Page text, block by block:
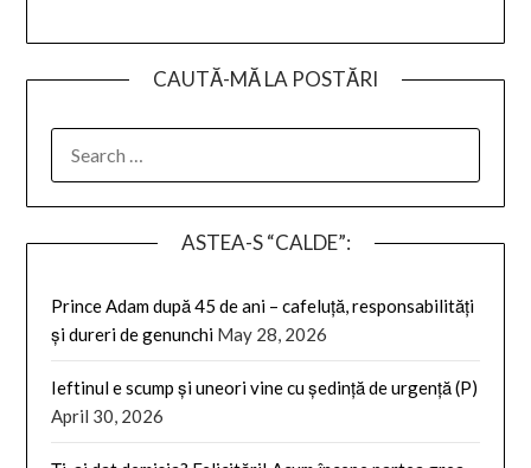
CAUTĂ-MĂ LA POSTĂRI
FOR:
ASTEA-S “CALDE”:
Prince Adam după 45 de ani – cafeluță, responsabilități
și dureri de genunchi May 28, 2026
Ieftinul e scump și uneori vine cu ședință de urgență (P)
April 30, 2026